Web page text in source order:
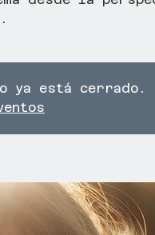
ya está cerrado.